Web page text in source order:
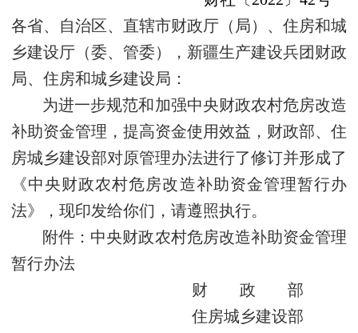
各省、自治区、直辖市财政厅（局）、住房和城
乡建设厅（委、管委），新疆生产建设兵团财政
局、住房和城乡建设局：
为进一步规范和加强中央财政农村危房改造
补助资金管理，提高资金使用效益，财政部、住
房城乡建设部对原管理办法进行了修订并形成了
《中央财政农村危房改造补助资金管理暂行办
法》，现印发给你们，请遵照执行。
附件：中央财政农村危房改造补助资金管理
暂行办法
财 政 部
住房城乡建设部